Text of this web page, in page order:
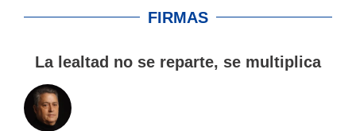
FIRMAS
La lealtad no se reparte, se multiplica